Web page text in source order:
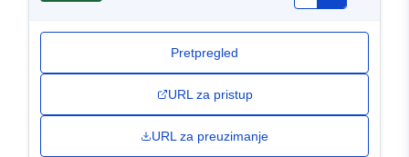
Pretpregled
URL za pristup
URL za preuzimanje